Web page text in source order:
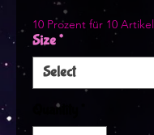
10 Prozent für 10 Artikel
Size*
Quantity